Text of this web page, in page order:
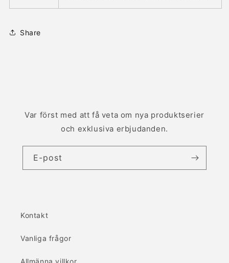
Share
Var först med att få veta om nya produktserier
och exklusiva erbjudanden.
E-post
Kontakt
Vanliga frågor